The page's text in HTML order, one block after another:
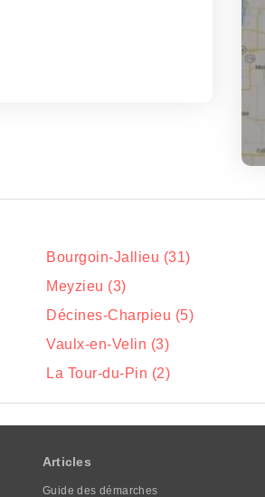
Bourgoin-Jallieu (31)
Meyzieu (3)
Décines-Charpieu (5)
Vaulx-en-Velin (3)
La Tour-du-Pin (2)
Articles
Guide des démarches